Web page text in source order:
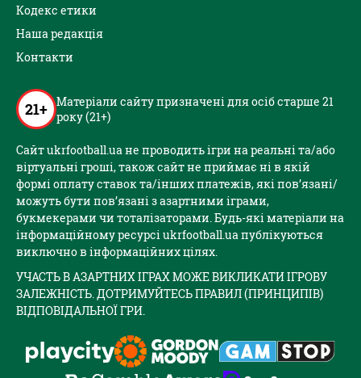
Кодекс етики
Наша редакція
Контакти
21+ Матеріали сайту призначені для осіб старше 21
року (21+)
Сайт ukrfootball.ua не проводить ігри на реальні та/або
віртуальні гроші, також сайт не приймає ні в якій
формі оплату ставок та/інших платежів, які пов’язані/
можуть бути пов’язані з азартними іграми,
букмекерами чи тоталізаторами. Будь-які матеріали на
інформаційному ресурсі ukrfootball.ua публікуються
виключно в інформаційних цілях.
УЧАСТЬ В АЗАРТНИХ ІГРАХ МОЖЕ ВИКЛИКАТИ ІГРОВУ
ЗАЛЕЖНІСТЬ. ДОТРИМУЙТЕСЬ ПРАВИЛ (ПРИНЦИПІВ)
ВІДПОВІДАЛЬНОЇ ГРИ.